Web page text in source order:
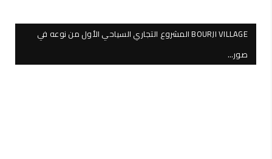
BOURJI VILLAGE المشروع التجاري السياحي الأول من نوعه في
صور…